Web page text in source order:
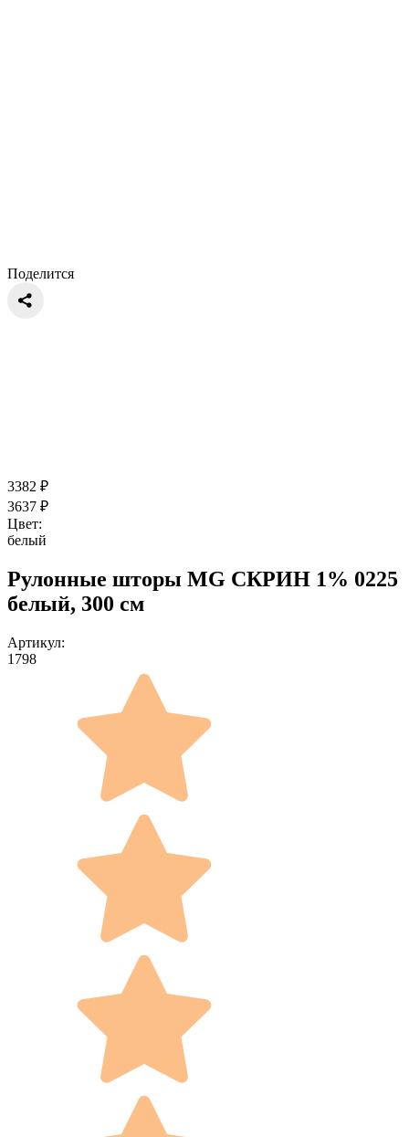
Поделится
3382 ₽
3637 ₽
Цвет:
белый
Рулонные шторы MG СКРИН 1% 0225
белый, 300 см
Артикул:
1798